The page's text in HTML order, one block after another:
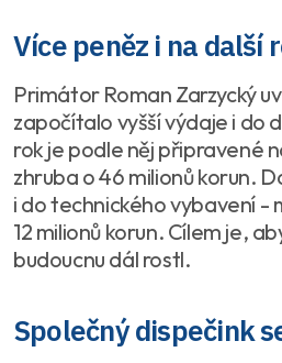
Více peněz i na další
Primátor Roman Zarzycký
započítalo vyšší výdaje i do
rok je podle něj připravené
zhruba o 46 milionů korun.
i do technického vybavení -
12 milionů korun. Cílem je,
budoucnu dál rostl.
Společný dispečink